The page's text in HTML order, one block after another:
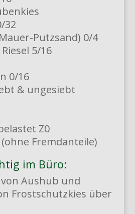
32
Putzsand) 0/4
5/16
0/16
& ungesiebt
Z0
Fremdanteile)
im Büro:
Aushub und
Frostschutzkies über